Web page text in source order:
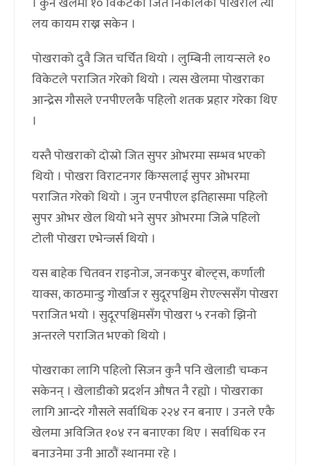
लय कायम राख्न सकेन ।
पोखराको दुवै जित चर्चित थियो । लुम्बिनी लायन्सले १०
विकेटले पराजित गरेको थियो । त्यस खेलमा पोखराका
आन्द्रेस गौसले एनपीएलकै पहिलो शतक प्रहार गरेका थिए
।
यस्तै पोखराको दोस्रो जित सुपर ओभरमा सम्भव भएको
थियो । पोखरा विराटनगर किंग्सलाई सुपर ओभरमा
पराजित गरेको थियो । जुन एनपीएल इतिहासमा पहिलो
सुपर ओभर खेल थियो भने सुपर ओभरमा जित्ने पहिलो
टोली पोखरा एभेन्जर्स थियो ।
यस बाहेक चितवन राइनोज, जनकपुर बोल्ट्स, कर्णाली
याक्स, काठमान्डु गोर्खाज र सुदूरपश्चिम रोएल्ससँग पोखरा
पराजित भयो । सुदूरपश्चिमसँग पोखरा ५ रनको झिनो
अन्तरले पराजित भएको थियो ।
पोखराका लागि पहिलो सिजन कुनै पनि खेलाडी चम्कन
सकेनन् । खेलाडीको प्रदर्शन औषत नै रह्यो । पोखराका
लागि आन्दरे गौसले सर्वाधिक २२४ रन बनाए । उनले एकै
खेलमा अविजित १०४ रन बनाएका थिए । सर्वाधिक रन
बनाउनेमा उनी आठौं स्थानमा रहे ।